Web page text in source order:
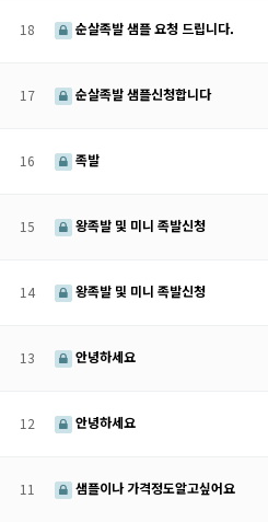
18 순살족발 샘플 요청 드립니다.
17 순살족발 샘플신청합니다
16 족발
15 왕족발 및 미니 족발신청
14 왕족발 및 미니 족발신청
13 안녕하세요
12 안녕하세요
11 샘플이나 가격정도알고싶어요